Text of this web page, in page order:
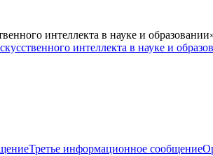
интеллекта в науке и
интеллекта в науке и
Третье информационное сообщение